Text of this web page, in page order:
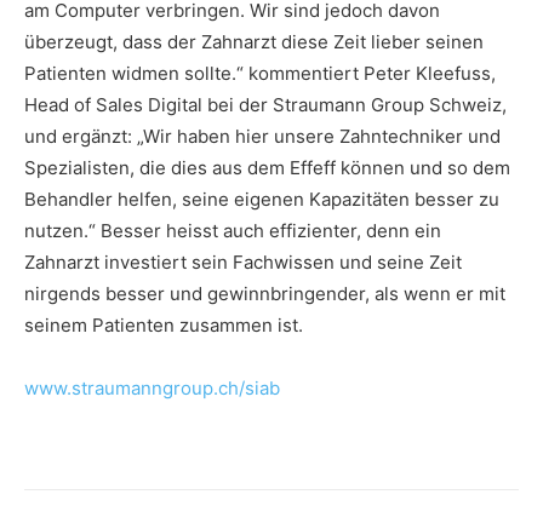
am Computer verbringen. Wir sind jedoch davon
überzeugt, dass der Zahnarzt diese Zeit lieber seinen
Patienten widmen sollte.“ kommentiert Peter Kleefuss,
Head of Sales Digital bei der Straumann Group Schweiz,
und ergänzt: „Wir haben hier unsere Zahntechniker und
Spezialisten, die dies aus dem Effeff können und so dem
Behandler helfen, seine eigenen Kapazitäten besser zu
nutzen.“ Besser heisst auch effizienter, denn ein
Zahnarzt investiert sein Fachwissen und seine Zeit
nirgends besser und gewinnbringender, als wenn er mit
seinem Patienten zusammen ist.
www.straumanngroup.ch/siab